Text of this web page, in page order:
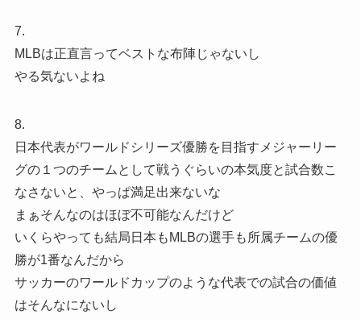
7.
MLBは正直言ってベストな布陣じゃないし
やる気ないよね
8.
日本代表がワールドシリーズ優勝を目指すメジャーリー
グの１つのチームとして戦うぐらいの本気度と試合数こ
なさないと、やっぱ満足出来ないな
まぁそんなのはほぼ不可能なんだけど
いくらやっても結局日本もMLBの選手も所属チームの優
勝が1番なんだから
サッカーのワールドカップのような代表での試合の価値
はそんなにないし